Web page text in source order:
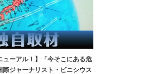
ューアル！】「今そこにある危
ジャーナリスト・ビニシウス